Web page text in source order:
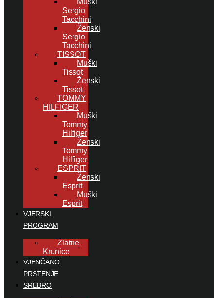
Muški
Sergio
Tacchini
Ženski
Sergio
Tacchini
TISSOT
Muški
Tissot
Ženski
Tissot
TOMMY
HILFIGER
Muški
Tommy
Hilfiger
Ženski
Tommy
Hilfiger
ESPRIT
Ženski
Esprit
Muški
Esprit
VJERSKI
PROGRAM
Zlatne
Krunice
VJENČANO
PRSTENJE
SREBRO